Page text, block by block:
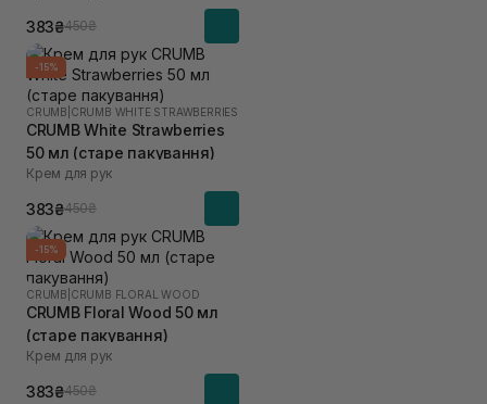
383₴450₴
-15%
CRUMB CRUMB WHITE STRAWBERRIES
CRUMB White Strawberries
50 мл (старе пакування)
Крем для рук
383₴450₴
-15%
CRUMB CRUMB FLORAL WOOD
CRUMB Floral Wood 50 мл
(старе пакування)
Крем для рук
383₴450₴